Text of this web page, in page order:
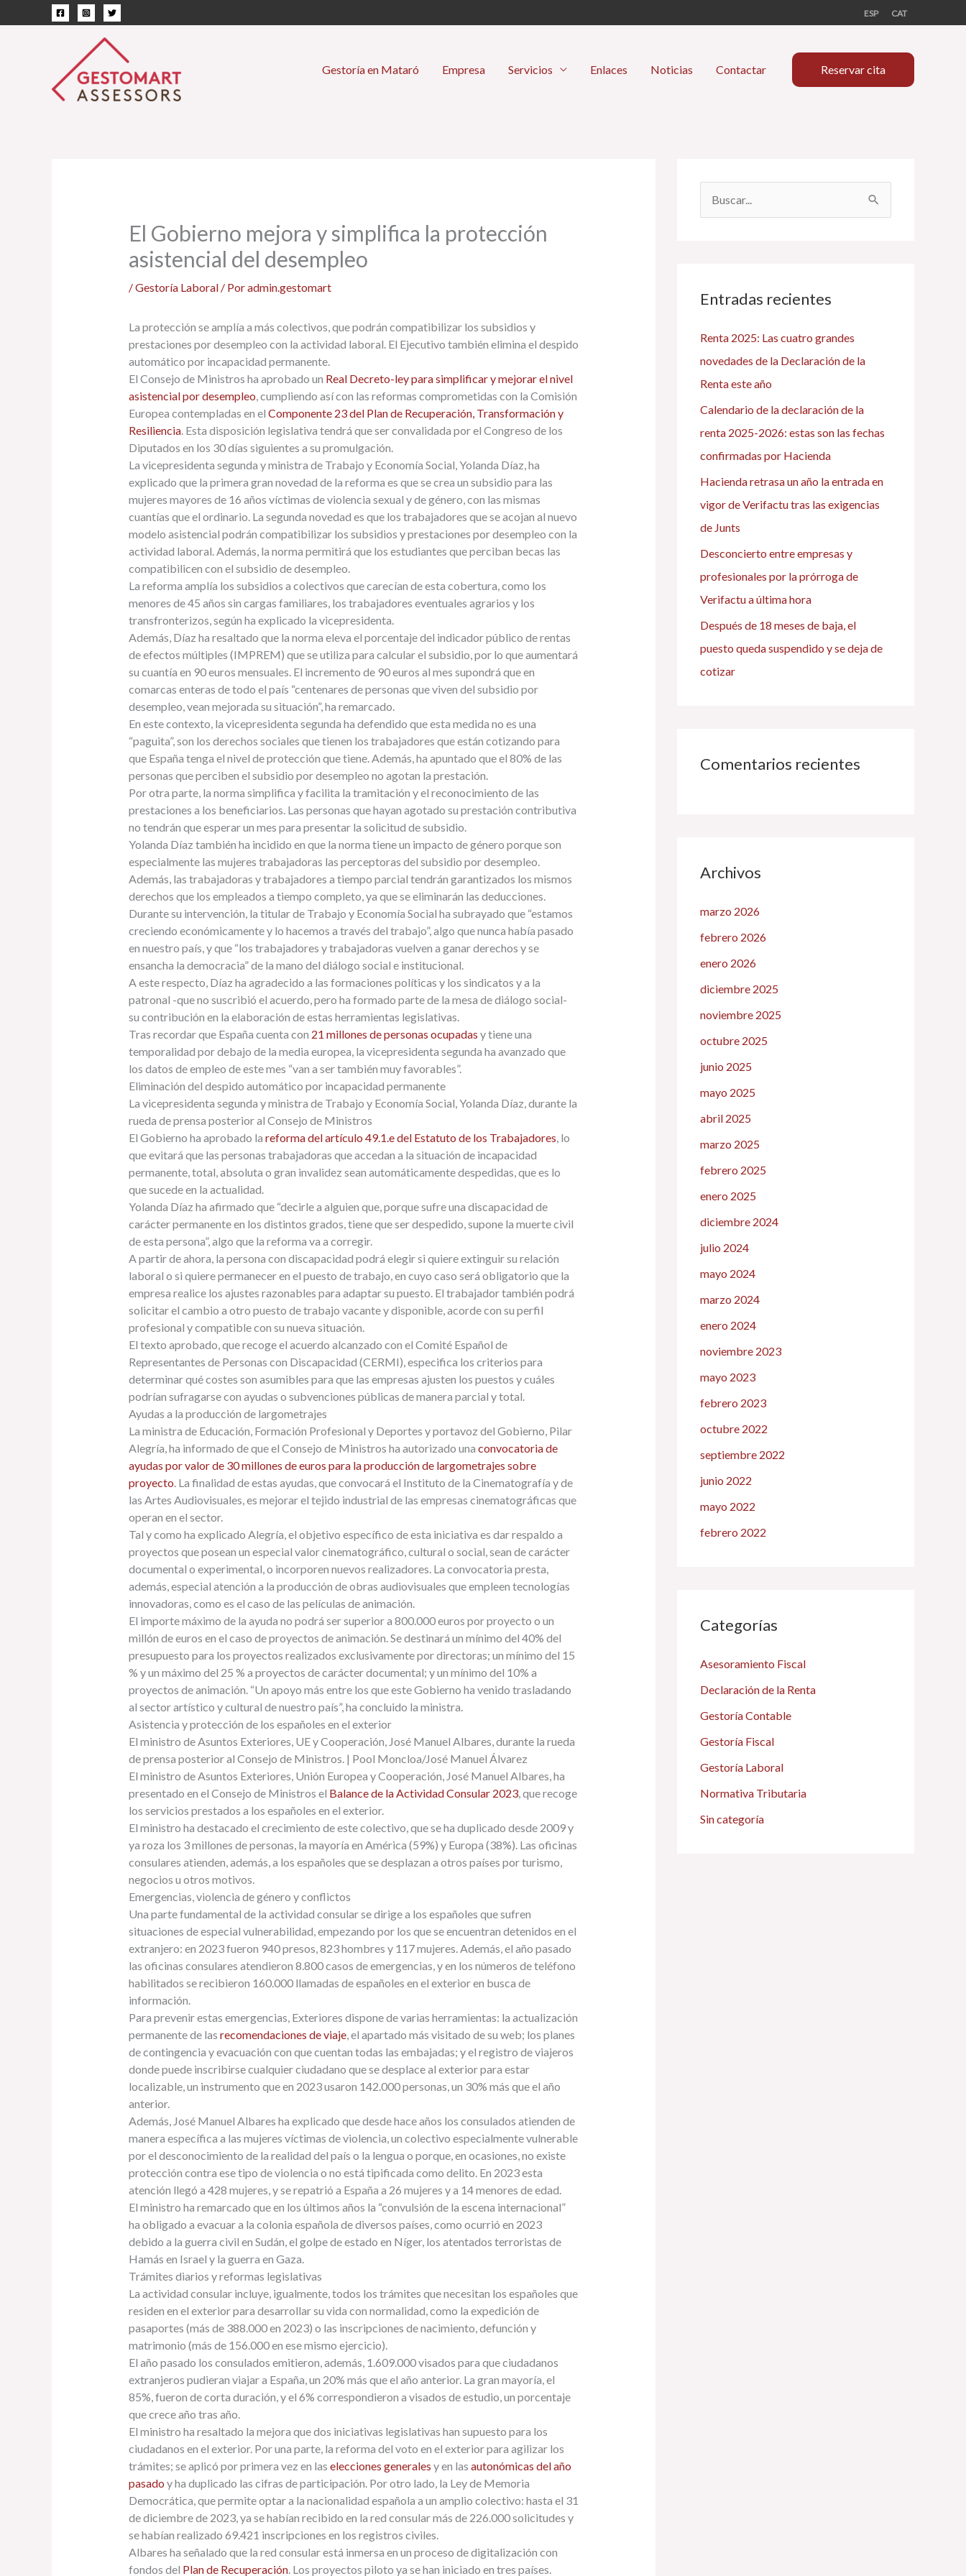
al
ESP CAT
Gestoría en Mataró Empresa Servicios Enlaces Noticias Contactar Reservar cita
El Gobierno mejora y simplifica la protección
asistencial del desempleo
/Gestoría Laboral/ Poradmin.gestomart
La protección se amplía a más colectivos, que podrán compatibilizar los subsidios y
prestaciones por desempleo con la actividad laboral. El Ejecutivo también elimina el despido
automático por incapacidad permanente.
El Consejo de Ministros ha aprobado un Real Decreto-ley para simplificar y mejorar el nivel
asistencial por desempleo, cumpliendo así con las reformas comprometidas con la Comisión
Europea contempladas en el Componente 23 del Plan de Recuperación, Transformación y
Resiliencia. Esta disposición legislativa tendrá que ser convalidada por el Congreso de los
Diputados en los 30 días siguientes a su promulgación.
La vicepresidenta segunda y ministra de Trabajo y Economía Social, Yolanda Díaz, ha
explicado que la primera gran novedad de la reforma es que se crea un subsidio para las
mujeres mayores de 16 años víctimas de violencia sexual y de género, con las mismas
cuantías que el ordinario. La segunda novedad es que los trabajadores que se acojan al nuevo
modelo asistencial podrán compatibilizar los subsidios y prestaciones por desempleo con la
actividad laboral. Además, la norma permitirá que los estudiantes que perciban becas las
compatibilicen con el subsidio de desempleo.
La reforma amplía los subsidios a colectivos que carecían de esta cobertura, como los
menores de 45 años sin cargas familiares, los trabajadores eventuales agrarios y los
transfronterizos, según ha explicado la vicepresidenta.
Además, Díaz ha resaltado que la norma eleva el porcentaje del indicador público de rentas
de efectos múltiples (IMPREM) que se utiliza para calcular el subsidio, por lo que aumentará
su cuantía en 90 euros mensuales. El incremento de 90 euros al mes supondrá que en
comarcas enteras de todo el país “centenares de personas que viven del subsidio por
desempleo, vean mejorada su situación”, ha remarcado.
En este contexto, la vicepresidenta segunda ha defendido que esta medida no es una
“paguita”, son los derechos sociales que tienen los trabajadores que están cotizando para
que España tenga el nivel de protección que tiene. Además, ha apuntado que el 80% de las
personas que perciben el subsidio por desempleo no agotan la prestación.
Por otra parte, la norma simplifica y facilita la tramitación y el reconocimiento de las
prestaciones a los beneficiarios. Las personas que hayan agotado su prestación contributiva
no tendrán que esperar un mes para presentar la solicitud de subsidio.
Yolanda Díaz también ha incidido en que la norma tiene un impacto de género porque son
especialmente las mujeres trabajadoras las perceptoras del subsidio por desempleo.
Además, las trabajadoras y trabajadores a tiempo parcial tendrán garantizados los mismos
derechos que los empleados a tiempo completo, ya que se eliminarán las deducciones.
Durante su intervención, la titular de Trabajo y Economía Social ha subrayado que “estamos
creciendo económicamente y lo hacemos a través del trabajo”, algo que nunca había pasado
en nuestro país, y que “los trabajadores y trabajadoras vuelven a ganar derechos y se
ensancha la democracia” de la mano del diálogo social e institucional.
A este respecto, Díaz ha agradecido a las formaciones políticas y los sindicatos y a la
patronal -que no suscribió el acuerdo, pero ha formado parte de la mesa de diálogo social-
su contribución en la elaboración de estas herramientas legislativas.
Tras recordar que España cuenta con 21 millones de personas ocupadas y tiene una
temporalidad por debajo de la media europea, la vicepresidenta segunda ha avanzado que
los datos de empleo de este mes “van a ser también muy favorables”.
Eliminación del despido automático por incapacidad permanente
La vicepresidenta segunda y ministra de Trabajo y Economía Social, Yolanda Díaz, durante la
rueda de prensa posterior al Consejo de Ministros
El Gobierno ha aprobado la reforma del artículo 49.1.e del Estatuto de los Trabajadores, lo
que evitará que las personas trabajadoras que accedan a la situación de incapacidad
permanente, total, absoluta o gran invalidez sean automáticamente despedidas, que es lo
que sucede en la actualidad.
Yolanda Díaz ha afirmado que “decirle a alguien que, porque sufre una discapacidad de
carácter permanente en los distintos grados, tiene que ser despedido, supone la muerte civil
de esta persona”, algo que la reforma va a corregir.
A partir de ahora, la persona con discapacidad podrá elegir si quiere extinguir su relación
laboral o si quiere permanecer en el puesto de trabajo, en cuyo caso será obligatorio que la
empresa realice los ajustes razonables para adaptar su puesto. El trabajador también podrá
solicitar el cambio a otro puesto de trabajo vacante y disponible, acorde con su perfil
profesional y compatible con su nueva situación.
El texto aprobado, que recoge el acuerdo alcanzado con el Comité Español de
Representantes de Personas con Discapacidad (CERMI), especifica los criterios para
determinar qué costes son asumibles para que las empresas ajusten los puestos y cuáles
podrían sufragarse con ayudas o subvenciones públicas de manera parcial y total.
Ayudas a la producción de largometrajes
La ministra de Educación, Formación Profesional y Deportes y portavoz del Gobierno, Pilar
Alegría, ha informado de que el Consejo de Ministros ha autorizado una convocatoria de
ayudas por valor de 30 millones de euros para la producción de largometrajes sobre
proyecto. La finalidad de estas ayudas, que convocará el Instituto de la Cinematografía y de
las Artes Audiovisuales, es mejorar el tejido industrial de las empresas cinematográficas que
operan en el sector.
Tal y como ha explicado Alegría, el objetivo específico de esta iniciativa es dar respaldo a
proyectos que posean un especial valor cinematográfico, cultural o social, sean de carácter
documental o experimental, o incorporen nuevos realizadores. La convocatoria presta,
además, especial atención a la producción de obras audiovisuales que empleen tecnologías
innovadoras, como es el caso de las películas de animación.
El importe máximo de la ayuda no podrá ser superior a 800.000 euros por proyecto o un
millón de euros en el caso de proyectos de animación. Se destinará un mínimo del 40% del
presupuesto para los proyectos realizados exclusivamente por directoras; un mínimo del 15
% y un máximo del 25 % a proyectos de carácter documental; y un mínimo del 10% a
proyectos de animación. “Un apoyo más entre los que este Gobierno ha venido trasladando
al sector artístico y cultural de nuestro país”, ha concluido la ministra.
Asistencia y protección de los españoles en el exterior
El ministro de Asuntos Exteriores, UE y Cooperación, José Manuel Albares, durante la rueda
de prensa posterior al Consejo de Ministros.| Pool Moncloa/José Manuel Álvarez
El ministro de Asuntos Exteriores, Unión Europea y Cooperación, José Manuel Albares, ha
presentado en el Consejo de Ministros el Balance de la Actividad Consular 2023, que recoge
los servicios prestados a los españoles en el exterior.
El ministro ha destacado el crecimiento de este colectivo, que se ha duplicado desde 2009 y
ya roza los 3 millones de personas, la mayoría en América (59%) y Europa (38%). Las oficinas
consulares atienden, además, a los españoles que se desplazan a otros países por turismo,
negocios u otros motivos.
Emergencias, violencia de género y conflictos
Una parte fundamental de la actividad consular se dirige a los españoles que sufren
situaciones de especial vulnerabilidad, empezando por los que se encuentran detenidos en el
extranjero: en 2023 fueron 940 presos, 823 hombres y 117 mujeres. Además, el año pasado
las oficinas consulares atendieron 8.800 casos de emergencias, y en los números de teléfono
habilitados se recibieron 160.000 llamadas de españoles en el exterior en busca de
información.
Para prevenir estas emergencias, Exteriores dispone de varias herramientas: la actualización
permanente de las recomendaciones de viaje, el apartado más visitado de su web; los planes
de contingencia y evacuación con que cuentan todas las embajadas; y el registro de viajeros
donde puede inscribirse cualquier ciudadano que se desplace al exterior para estar
localizable, un instrumento que en 2023 usaron 142.000 personas, un 30% más que el año
anterior.
Además, José Manuel Albares ha explicado que desde hace años los consulados atienden de
manera específica a las mujeres víctimas de violencia, un colectivo especialmente vulnerable
por el desconocimiento de la realidad del país o la lengua o porque, en ocasiones, no existe
protección contra ese tipo de violencia o no está tipificada como delito. En 2023 esta
atención llegó a 428 mujeres, y se repatrió a España a 26 mujeres y a 14 menores de edad.
El ministro ha remarcado que en los últimos años la “convulsión de la escena internacional”
ha obligado a evacuar a la colonia española de diversos países, como ocurrió en 2023
debido a la guerra civil en Sudán, el golpe de estado en Níger, los atentados terroristas de
Hamás en Israel y la guerra en Gaza.
Trámites diarios y reformas legislativas
La actividad consular incluye, igualmente, todos los trámites que necesitan los españoles que
residen en el exterior para desarrollar su vida con normalidad, como la expedición de
pasaportes (más de 388.000 en 2023) o las inscripciones de nacimiento, defunción y
matrimonio (más de 156.000 en ese mismo ejercicio).
El año pasado los consulados emitieron, además, 1.609.000 visados para que ciudadanos
extranjeros pudieran viajar a España, un 20% más que el año anterior. La gran mayoría, el
85%, fueron de corta duración, y el 6% correspondieron a visados de estudio, un porcentaje
que crece año tras año.
El ministro ha resaltado la mejora que dos iniciativas legislativas han supuesto para los
ciudadanos en el exterior. Por una parte, la reforma del voto en el exterior para agilizar los
trámites; se aplicó por primera vez en las elecciones generales y en las autonómicas del año
pasado y ha duplicado las cifras de participación. Por otro lado, la Ley de Memoria
Democrática, que permite optar a la nacionalidad española a un amplio colectivo: hasta el 31
de diciembre de 2023, ya se habían recibido en la red consular más de 226.000 solicitudes y
se habían realizado 69.421 inscripciones en los registros civiles.
Albares ha señalado que la red consular está inmersa en un proceso de digitalización con
fondos del Plan de Recuperación. Los proyectos piloto ya se han iniciado en tres países.
a
p
o
r
:
Entradas recientes
Renta 2025: Las cuatro grandes
novedades de la Declaración de la
Renta este año
Calendario de la declaración de la
renta 2025-2026: estas son las fechas
confirmadas por Hacienda
Hacienda retrasa un año la entrada en
vigor de Verifactu tras las exigencias
de Junts
Desconcierto entre empresas y
profesionales por la prórroga de
Verifactu a última hora
Después de 18 meses de baja, el
puesto queda suspendido y se deja de
cotizar
Comentarios recientes
Archivos
marzo 2026
febrero 2026
enero 2026
diciembre 2025
noviembre 2025
octubre 2025
junio 2025
mayo 2025
abril 2025
marzo 2025
febrero 2025
enero 2025
diciembre 2024
julio 2024
mayo 2024
marzo 2024
enero 2024
noviembre 2023
mayo 2023
febrero 2023
octubre 2022
septiembre 2022
junio 2022
mayo 2022
febrero 2022
Categorías
Asesoramiento Fiscal
Declaración de la Renta
Gestoría Contable
Gestoría Fiscal
Gestoría Laboral
Normativa Tributaria
Sin categoría